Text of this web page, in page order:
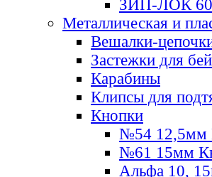
ЗИП-ЛОК
Металлическая и
Вешалки-
Застежки для
Карабины
Клипсы для
Кнопки
№54 12,5мм
№61 15мм
Альфа 10,